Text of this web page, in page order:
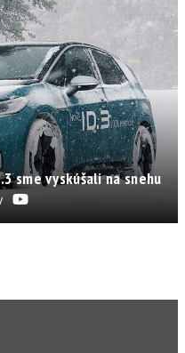
sme vyskúšali na snehu